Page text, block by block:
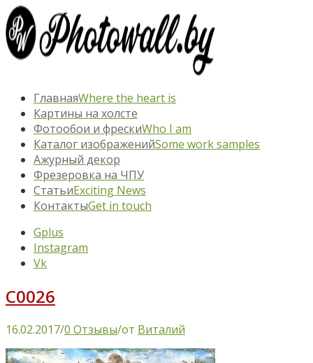
ГлавнаяWhere the heart is
Картины на холсте
Фотообои и фрескиWho I am
Каталог изображенийSome work samples
Ажурный декор
Фрезеровка на ЧПУ
СтатьиExciting News
КонтактыGet in touch
Gplus
Instagram
Vk
C0026
16.02.2017/0 Отзывы/от Виталий